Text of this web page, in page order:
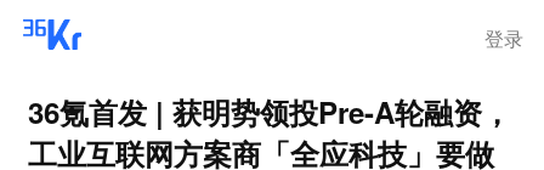
登录
36氪首发 | 获明势领投Pre-A轮融资，
工业互联网方案商「全应科技」要做